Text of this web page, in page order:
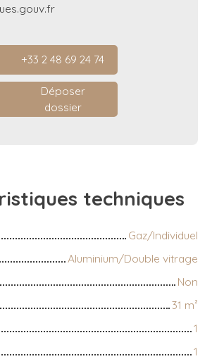
+33 2 48 69 24 74
Déposer
dossier
techniques
Gaz/Individuel
Aluminium/Double vitrage
Non
31 m²
1
1